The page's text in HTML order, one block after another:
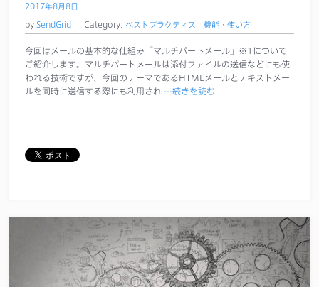
2017年8月8日
by SendGrid Category: ベストプラクティス 機能・使い方
今回はメールの基本的な仕組み「マルチパートメール」※1について
ご紹介します。マルチパートメールは添付ファイルの送信などにも使
われる技術ですが、今回のテーマであるHTMLメールとテキストメー
ルを同時に送信する際にも利用され …続きを読む